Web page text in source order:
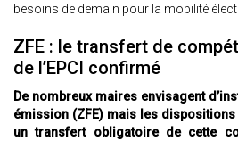
besoins de demain pour la mobilité
ZFE : le transfert de
de l’EPCI confirmé
De nombreux maires envisagent
émission (ZFE) mais les
un transfert obligatoire de cette